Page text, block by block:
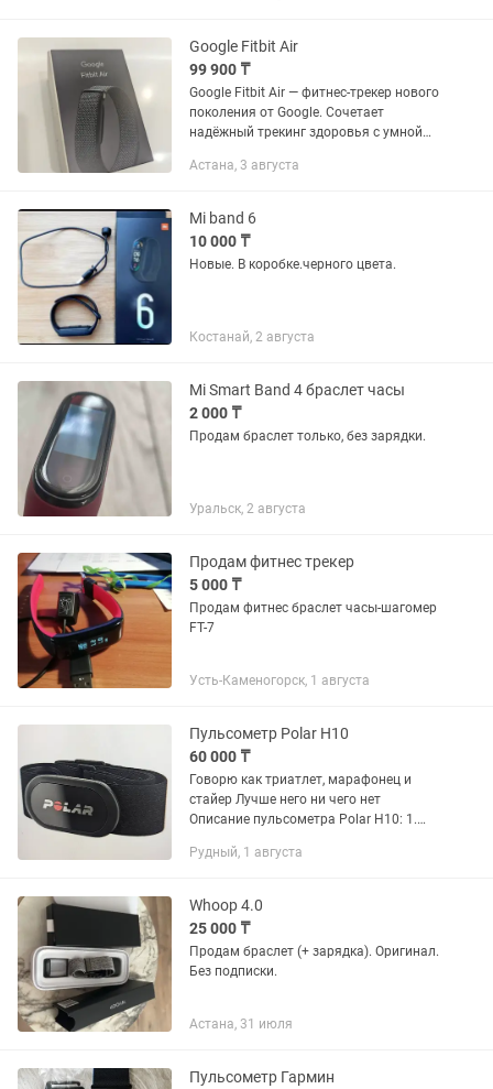
Google Fitbit Air
99 900 ₸
Google Fitbit Air — фитнес-трекер нового
поколения от Google. Сочетает
надёжный трекинг здоровья с умной
приложении. Главные особенности: -
Астана, 3 августа
Mi band 6
10 000 ₸
Новые. В коробке.черного цвета.
Костанай, 2 августа
Mi Smart Band 4 браслет часы
2 000 ₸
Продам браслет только, без зарядки.
Уральск, 2 августа
Продам фитнес трекер
5 000 ₸
Продам фитнес браслет часы-шагомер
FT-7
Усть-Каменогорск, 1 августа
Пульсометр Polar H10
60 000 ₸
Говорю как триатлет, марафонец и
стайер Лучше него ни чего нет
Описание пульсометра Polar H10: 1.
обеспечивает максимальную точность
Рудный, 1 августа
Whoop 4.0
25 000 ₸
Продам браслет (+ зарядка). Оригинал.
Без подписки.
Астана, 31 июля
Пульсометр Гармин